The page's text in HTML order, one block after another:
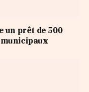
un prêt de 500